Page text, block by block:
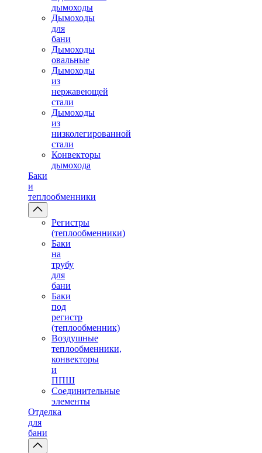
дымоходы
Дымоходы
для
бани
Дымоходы
овальные
Дымоходы
из
нержавеющей
стали
Дымоходы
из
низколегированной
стали
Конвекторы
дымохода
Баки
и
теплообменники
Регистры
(теплообменники)
Баки
на
трубу
для
бани
Баки
под
регистр
(теплообменник)
Воздушные
теплообменники,
конвекторы
и
ППШ
Соединительные
элементы
Отделка
для
бани